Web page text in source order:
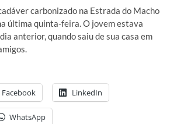
carbonizado na Estrada do Macho
última quinta-feira. O jovem estava
anterior, quando saiu de sua casa em
Facebook LinkedIn
WhatsApp